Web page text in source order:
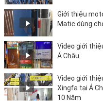
Giới thiệu
Matic dùng
Video giới
Á Châu
Video giới
Xingfa tại Á
10 Năm